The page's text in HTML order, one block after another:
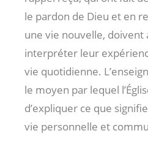
le pardon de Dieu et en
une vie nouvelle, doivent
interpréter leur
vie quotidienne.
le moyen par lequel
d’expliquer ce que
vie personnelle et